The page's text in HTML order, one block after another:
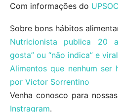
Com informações do
Sobre bons hábitos
Nutricionista publica 20
gosta” ou “não indica” e
Alimentos que nenhum ser
por Victor Sorrentino
Venha conosco para
Instragram.